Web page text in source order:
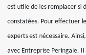
est utile de les remplacer si
constatées. Pour effectuer
experts est nécessaire.
avec Entreprise Peringale.